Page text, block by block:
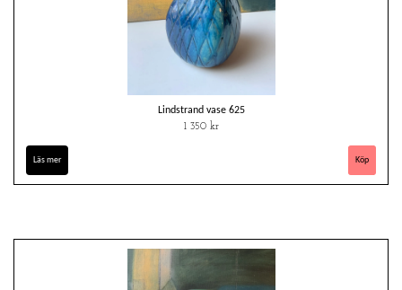
Lindstrand vase 625
1 350 kr
Läs mer